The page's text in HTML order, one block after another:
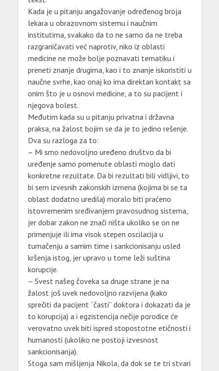
Kada je u pitanju angažovanje određenog broja
lekara u obrazovnom sistemu i naučnim
institutima, svakako da to ne samo da ne treba
razgraničavati već naprotiv, niko iz oblasti
medicine ne može bolje poznavati tematiku i
preneti znanje drugima, kao i to znanje iskoristiti u
naučne svrhe, kao onaj ko ima direktan kontakt sa
onim što je u osnovi medicine, a to su pacijent i
njegova bolest.
Međutim kada su u pitanju privatna i državna
praksa, na žalost bojim se da je to jedino rešenje.
Dva su razloga za to:
– Mi smo nedovoljno uređeno društvo da bi
uređenje samo pomenute oblasti moglo dati
konkretne rezultate. Da bi rezultati bili vidljivi, to
bi sem izvesnih zakonskih izmena (kojima bi se ta
oblast dodatno uredila) moralo biti praćeno
istovremenim sređivanjem pravosudnog sistema,
jer dobar zakon ne znači ništa ukoliko se on ne
primenjuje ili ima visok stepen oscilacija u
tumačenju a samim time i sankcionisanju usled
kršenja istog, jer upravo u tome leži suština
korupcije.
– Svest našeg čoveka sa druge strane je na
žalost još uvek nedovoljno razvijena (kako
sprečiti da pacijent “časti” doktora i dokazati da je
to korupcija) a i egzistencija nečije porodice će
verovatno uvek biti ispred stopostotne etičnosti i
humanosti (ukoliko ne postoji izvesnost
sankcionisanja).
Stoga sam mišljenja Nikola, da dok se te tri stvari